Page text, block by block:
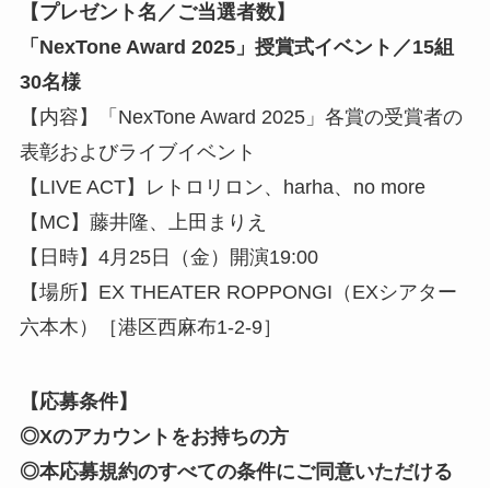
【プレゼント名／ご当選者数】
「NexTone Award 2025」授賞式イベント／15組
30名様
【内容】「NexTone Award 2025」各賞の受賞者の
表彰およびライブイベント
【LIVE ACT】レトロリロン、harha、no more
【MC】藤井隆、上田まりえ
【日時】4月25日（金）開演19:00
【場所】EX THEATER ROPPONGI（EXシアター
六本木）［港区西麻布1-2-9］
【応募条件】
◎Xのアカウントをお持ちの方
◎本応募規約のすべての条件にご同意いただける